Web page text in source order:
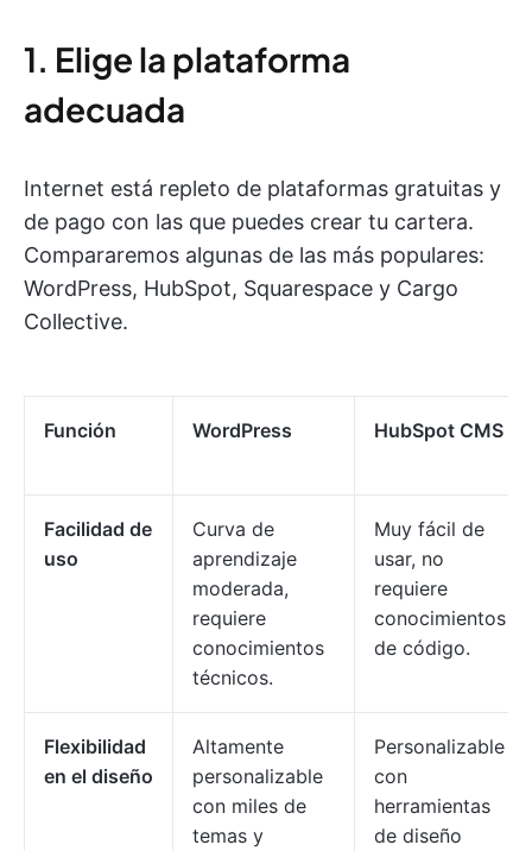
1. Elige la plataforma
adecuada
Internet está repleto de plataformas gratuitas y
de pago con las que puedes crear tu cartera.
Compararemos algunas de las más populares:
WordPress, HubSpot, Squarespace y Cargo
Collective.
Función WordPress HubSpot CMS
Facilidad de
uso
Curva de
aprendizaje
moderada,
requiere
conocimientos
técnicos.
Muy fácil de
usar, no
requiere
conocimientos
de código.
Flexibilidad
en el diseño
Altamente
personalizable
con miles de
temas y
Personalizable
con
herramientas
de diseño